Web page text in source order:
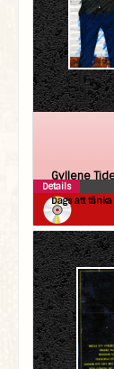
Gyllene
Dags att
Details